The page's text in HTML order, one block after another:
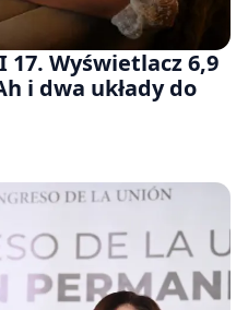
17. Wyświetlacz 6,9
i dwa układy do